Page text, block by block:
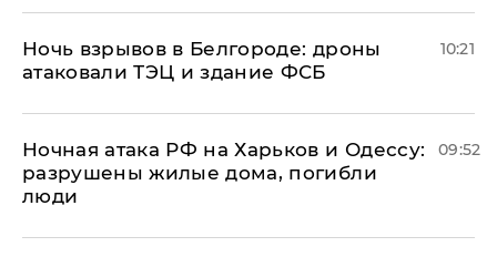
​Ночь взрывов в Белгороде: дроны
атаковали ТЭЦ и здание ФСБ
10:21
​Ночная атака РФ на Харьков и Одессу:
разрушены жилые дома, погибли
люди
09:52